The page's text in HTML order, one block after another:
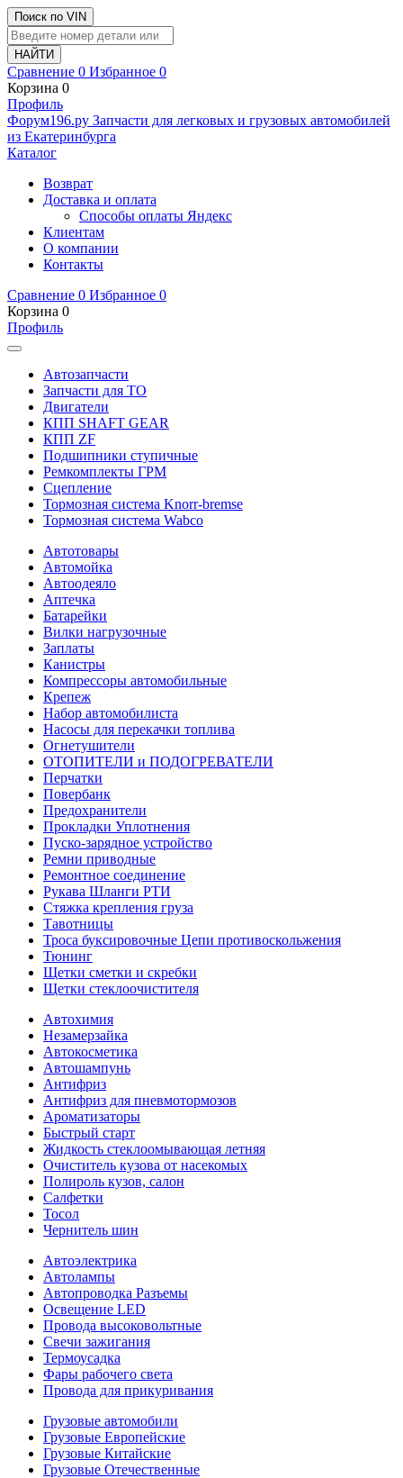
Поиск по VIN
Сравнение 0 Избранное 0
Корзина 0
Профиль
Фoрум196.ру Запчасти для легковых и грузовых автомобилей
из Екатеринбурга
Каталог
Возврат
Доставка и оплата
Способы оплаты Яндекс
Клиентам
О компании
Контакты
Сравнение 0 Избранное 0
Корзина 0
Профиль
Автозапчасти
Запчасти для ТО
Двигатели
КПП SHAFT GEAR
КПП ZF
Подшипники ступичные
Ремкомплекты ГРМ
Сцепление
Тормозная система Knorr-bremse
Тормозная система Wabco
Автотовары
Автомойка
Автоодеяло
Аптечка
Батарейки
Вилки нагрузочные
Заплаты
Канистры
Компрессоры автомобильные
Крепеж
Набор автомобилиста
Насосы для перекачки топлива
Огнетушители
ОТОПИТЕЛИ и ПОДОГРЕВАТЕЛИ
Перчатки
Повербанк
Предохранители
Прокладки Уплотнения
Пуско-зарядное устройство
Ремни приводные
Ремонтное соединение
Рукава Шланги РТИ
Стяжка крепления груза
Тавотницы
Троса буксировочные Цепи противоскольжения
Тюнинг
Щетки сметки и скребки
Щетки стеклоочистителя
Автохимия
Незамерзайка
Автокосметика
Автошампунь
Антифриз
Антифриз для пневмотормозов
Ароматизаторы
Быстрый старт
Жидкость стеклоомывающая летняя
Очиститель кузова от насекомых
Полироль кузов, салон
Салфетки
Тосол
Чернитель шин
Автоэлектрика
Автолампы
Автопроводка Разъемы
Освещение LED
Провода высоковольтные
Свечи зажигания
Термоусадка
Фары рабочего света
Провода для прикуривания
Грузовые автомобили
Грузовые Европейские
Грузовые Китайские
Грузовые Отечественные